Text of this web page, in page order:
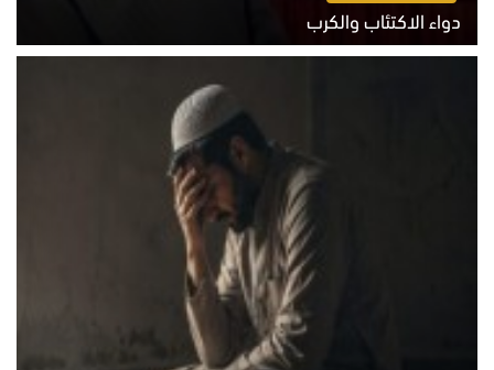
دواء الاكتئاب والكرب
السبت 8 أغسطس 2026 10:54 ص